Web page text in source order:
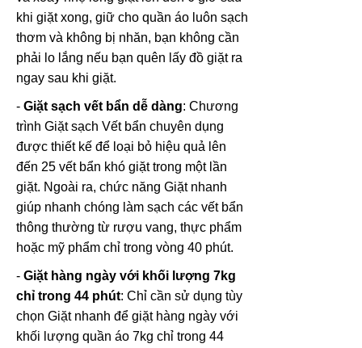
khi giặt xong, giữ cho quần áo luôn sạch
thơm và không bị nhăn, bạn không cần
phải lo lắng nếu bạn quên lấy đồ giặt ra
ngay sau khi giặt.
- Giặt sạch vết bẩn dễ dàng: Chương
trình Giặt sạch Vết bẩn chuyên dụng
được thiết kế để loại bỏ hiệu quả lên
đến 25 vết bẩn khó giặt trong một lần
giặt. Ngoài ra, chức năng Giặt nhanh
giúp nhanh chóng làm sạch các vết bẩn
thông thường từ rượu vang, thực phẩm
hoặc mỹ phẩm chỉ trong vòng 40 phút.
- Giặt hàng ngày với khối lượng 7kg
chỉ trong 44 phút: Chỉ cần sử dụng tùy
chọn Giặt nhanh để giặt hàng ngày với
khối lượng quần áo 7kg chỉ trong 44